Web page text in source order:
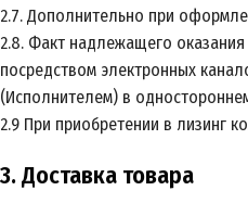
2.7. Дополнительно при
2.8. Факт надлежащего оказания
посредством электронных
(Исполнителем) в
2.9 При приобретении в лизинг
3. Доставка товара